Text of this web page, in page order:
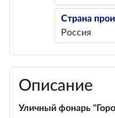
Страна
Россия
Описание
Уличный фонарь